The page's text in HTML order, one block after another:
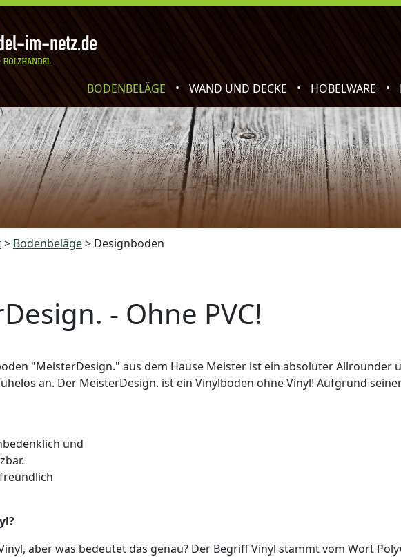
BODENBELÄGE • WAND UND DECKE • HOBELWARE •
> Bodenbeläge> Designboden
- Ohne PVC!
"MeisterDesign." aus dem Hause Meister ist ein absoluter Allrounder
an. Der MeisterDesign. ist ein Vinylboden ohne Vinyl! Aufgrund
und
aber was bedeutet das genau? Der Begriff Vinyl stammt vom Wort Poly